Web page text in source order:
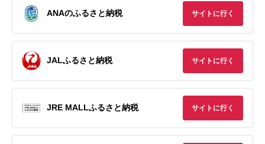
ANAのふるさと納税 サイトに行く
JALふるさと納税 サイトに行く
JRE MALLふるさと納税 サイトに行く